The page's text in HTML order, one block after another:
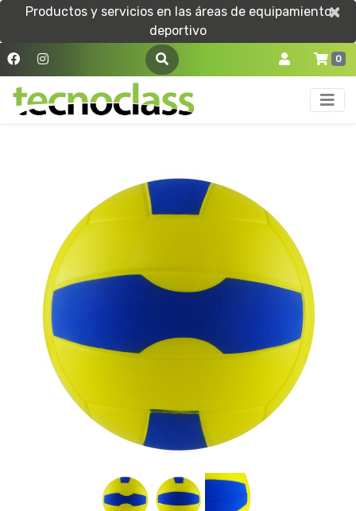
Productos y servicios en las áreas de equipamiento
deportivo
×
×
0